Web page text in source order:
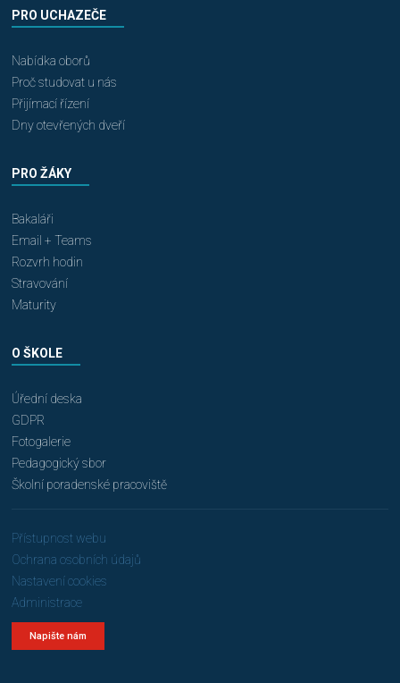
PRO UCHAZEČE
Nabídka oborů
Proč studovat u nás
Přijímací řízení
Dny otevřených dveří
PRO ŽÁKY
Bakaláři
Email + Teams
Rozvrh hodin
Stravování
Maturity
O ŠKOLE
Úřední deska
GDPR
Fotogalerie
Pedagogický sbor
Školní poradenské pracoviště
Přístupnost webu
Ochrana osobních údajů
Nastavení cookies
Administrace
Napište nám